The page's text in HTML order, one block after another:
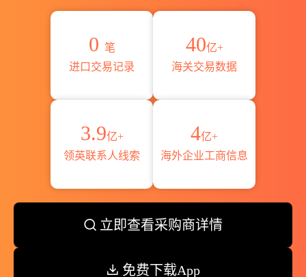
0 笔
进口交易记录
40亿+
海关交易数据
3.9亿+
领英联系人线索
4亿+
海外企业工商信息
立即查看采购商详情
免费下载App